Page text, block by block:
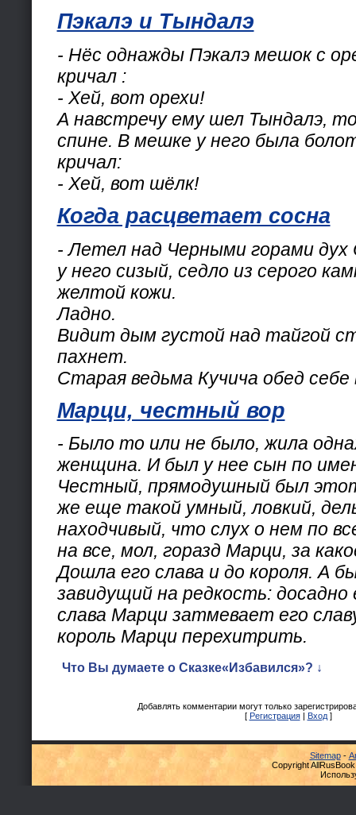
Пэкалэ и Тындалэ
- Нёс однажды Пэкалэ мешок с
кричал :
- Хей, вот орехи!
А навстречу ему шел Тындалэ,
спине. В мешке у него была
кричал:
- Хей, вот шёлк!
Когда расцветает сосна
- Летел над Черными горами дух
у него сизый, седло из серого
желтой кожи.
Ладно.
Видит дым густой над тайгой
пахнет.
Старая ведьма Кучича обед себе
Марци, честный вор
- Было то или не было, жила
женщина. И был у нее сын по
Честный, прямодушный был
же еще такой умный, ловкий,
находчивый, что слух о нем по
на все, мол, горазд Марци, за
Дошла его слава и до короля. А
завидущий на редкость:
слава Марци затмевает его
король Марци перехитрить.
Что Вы думаете о Сказке«Избавился»? ↓
Добавлять комментарии могут только
[ Регистрация| Вход]
Sitemap-
Copyright